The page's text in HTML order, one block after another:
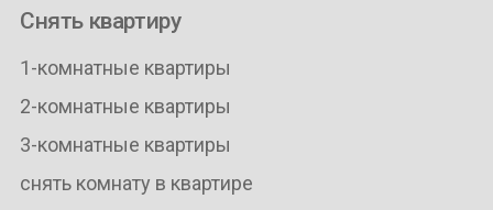
Снять квартиру
1-комнатные квартиры
2-комнатные квартиры
3-комнатные квартиры
снять комнату в квартире